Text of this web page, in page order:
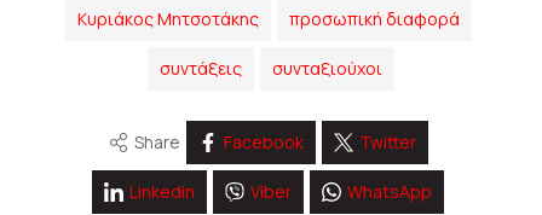
Κυριάκος Μητσοτάκης προσωπική διαφορά
συντάξεις συνταξιούχοι
Share Facebook Twitter
Linkedin Viber WhatsApp